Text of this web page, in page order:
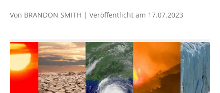
Von BRANDON SMITH | Veröffentlicht am 17.07.2023